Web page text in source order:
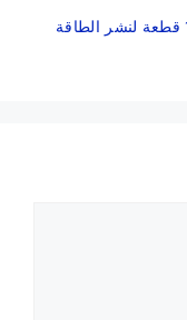
براغي Leela Quantum الخاصة — 12 قطعة لنشر الطاقة